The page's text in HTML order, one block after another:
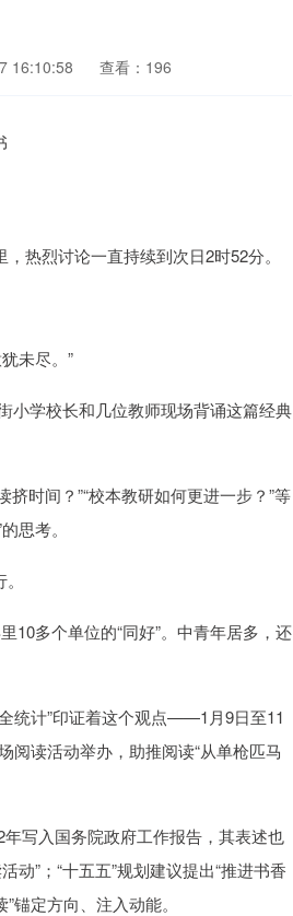
16:10:58 查看：196
热烈讨论一直持续到次日2时52分。
未尽。”
小学校长和几位教师现场背诵这篇经典
挤时间？”“校本教研如何更进一步？”等
思考。
10多个单位的“同好”。中青年居多，还
全统计”印证着这个观点——1月9日至11
阅读活动举办，助推阅读“从单枪匹马
年写入国务院政府工作报告，其表述也
动”；“十五五”规划建议提出“推进书香
定方向、注入动能。